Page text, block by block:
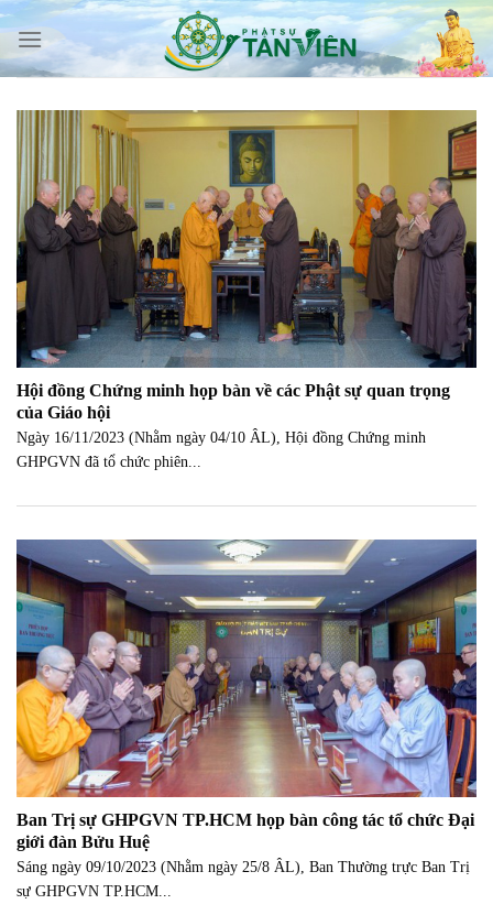
Skip
content
Hội đồng Chứng minh họp bàn về các Phật sự quan trọng
của Giáo hội
Ngày 16/11/2023 (Nhằm ngày 04/10 ÂL), Hội đồng Chứng minh
GHPGVN đã tổ chức phiên...
Ban Trị sự GHPGVN TP.HCM họp bàn công tác tổ chức Đại
giới đàn Bửu Huệ
Sáng ngày 09/10/2023 (Nhằm ngày 25/8 ÂL), Ban Thường trực Ban Trị
sự GHPGVN TP.HCM...